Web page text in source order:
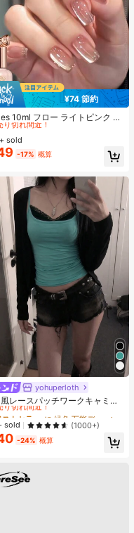
¥74 節約
10ml フロー ライトピンク キ
アイ ジェルネイルポリッシュ
ラシャイン UVジェル ミラー
キャットマグネットジェル ワ
イルサプライ
ストセラー
に アニーズ ジェルネイルポリッシュ
り切れ間近！
ストセラー
り切れ間近！
ストセラー
り切れ間近！
ストセラー
に アニーズ ジェルネイルポリッシュ
sold
-17% 概算
yohuperloth
レースパッチワークキャミソ
ンクトップ、Y2Kエステティ
ストリートウェアカジュアル
ストセラー
り切れ間近！
ストセラー
り切れ間近！
ストセラー
り切れ間近！
ストセラー
sold (1000+)
-24% 概算